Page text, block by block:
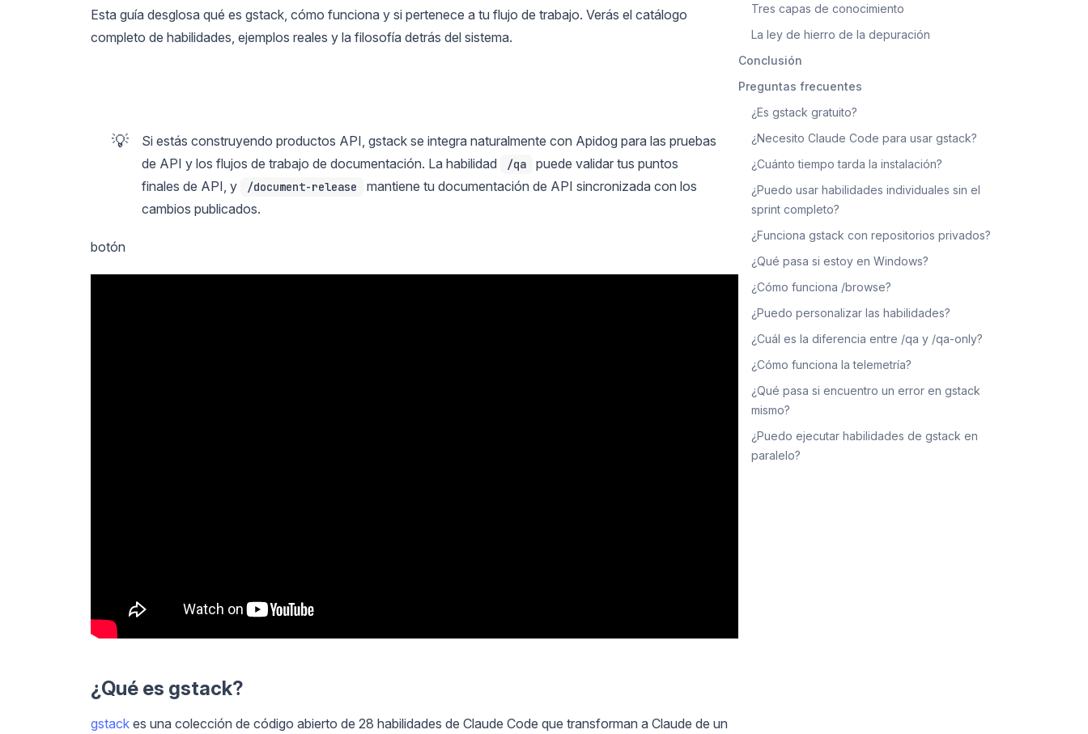
Esta guía desglosa qué es gstack, cómo funciona y si pertenece a tu flujo de trabajo. Verás el catálogo
completo de habilidades, ejemplos reales y la filosofía detrás del sistema.
💡
Si estás construyendo productos API, gstack se integra naturalmente con Apidog para las pruebas
de API y los flujos de trabajo de documentación. La habilidad
/qa
puede validar tus puntos
finales de API, y
/document-release
mantiene tu documentación de API sincronizada con los
cambios publicados.
botón
¿Qué es gstack?
gstack es una colección de código abierto de 28 habilidades de Claude Code que transforman a Claude de un
Tres capas de conocimiento
La ley de hierro de la depuración
Conclusión
Preguntas frecuentes
¿Es gstack gratuito?
¿Necesito Claude Code para usar gstack?
¿Cuánto tiempo tarda la instalación?
¿Puedo usar habilidades individuales sin el
sprint completo?
¿Funciona gstack con repositorios privados?
¿Qué pasa si estoy en Windows?
¿Cómo funciona /browse?
¿Puedo personalizar las habilidades?
¿Cuál es la diferencia entre /qa y /qa-only?
¿Cómo funciona la telemetría?
¿Qué pasa si encuentro un error en gstack
mismo?
¿Puedo ejecutar habilidades de gstack en
paralelo?